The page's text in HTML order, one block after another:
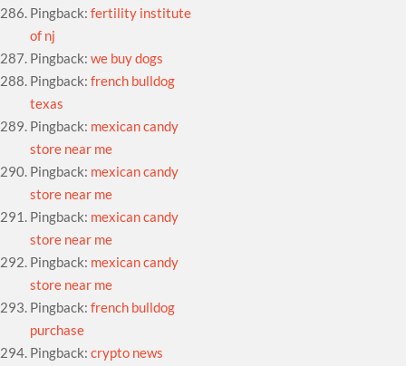
Pingback:fertility institute
of nj
Pingback:we buy dogs
Pingback:french bulldog
texas
Pingback: mexican candy
store near me
Pingback: mexican candy
store near me
Pingback: mexican candy
store near me
Pingback: mexican candy
store near me
Pingback:french bulldog
purchase
Pingback:crypto news